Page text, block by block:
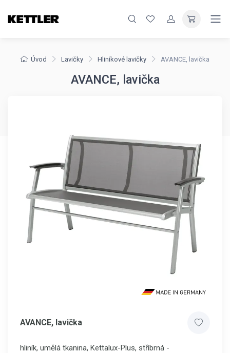
Úvod Lavičky Hliníkové lavičky AVANCE, lavička
AVANCE, lavička
AVANCE, lavička
hliník, umělá tkanina, Kettalux-Plus, stříbrná -